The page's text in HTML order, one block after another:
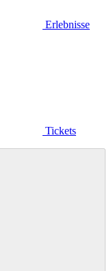
Erlebnisse
Tickets